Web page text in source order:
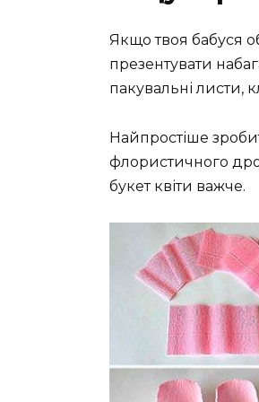
Якщо твоя бабуся
презентувати
пакувальні листи,
Найпростіше
флористичного
букет квіти важче.